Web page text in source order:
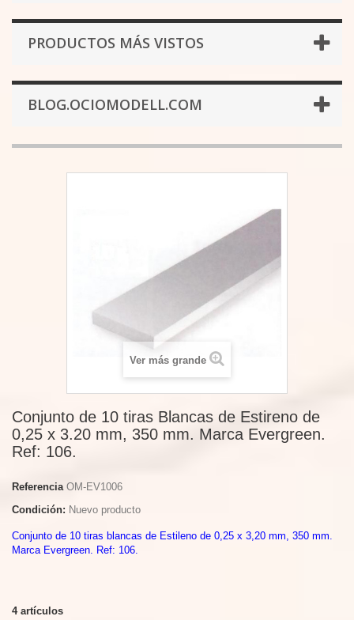
PRODUCTOS MÁS VISTOS
BLOG.OCIOMODELL.COM
Ver más grande
Conjunto de 10 tiras Blancas de Estireno de
0,25 x 3.20 mm, 350 mm. Marca Evergreen.
Ref: 106.
Referencia OM-EV1006
Condición: Nuevo producto
Conjunto de 10 tiras blancas de Estileno de 0,25 x 3,20 mm, 350 mm.
Marca Evergreen. Ref: 106.
4 artículos